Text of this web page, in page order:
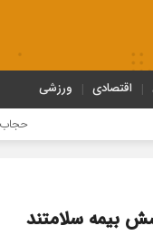
اقتصادی ورزشی
حجاب یک